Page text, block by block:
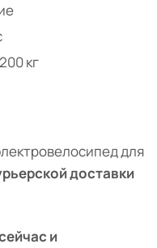
200 кг
для
доставки
и